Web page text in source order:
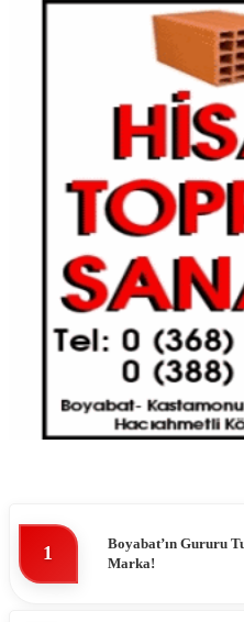
1
Boyabat’ın Gururu
Marka!